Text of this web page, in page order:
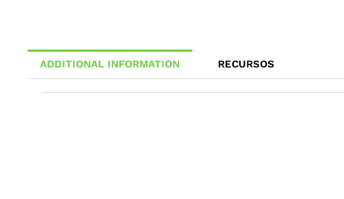
ADDITIONAL INFORMATION RECURSOS